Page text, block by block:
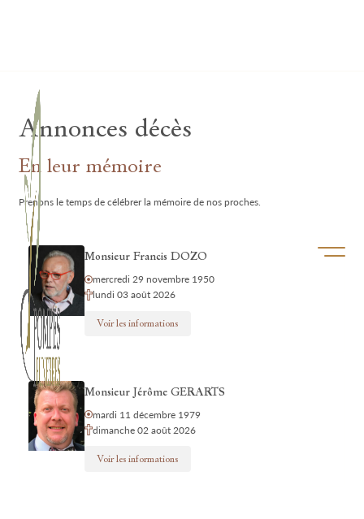
Ouvrir/
Annonces décès
En leur mémoire
Prenons le temps de célébrer la mémoire de nos proches.
Monsieur Francis DOZO
mercredi 29 novembre 1950
lundi 03 août 2026
Voir les informations
Monsieur Jérôme GERARTS
mardi 11 décembre 1979
dimanche 02 août 2026
Voir les informations